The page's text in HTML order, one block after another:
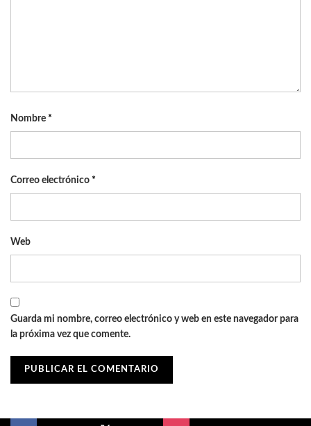
Nombre *
Correo electrónico *
Web
Guarda mi nombre, correo electrónico y web en este navegador para
la próxima vez que comente.